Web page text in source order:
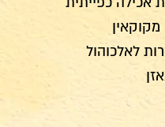
מקוקאין
לאלכוהול